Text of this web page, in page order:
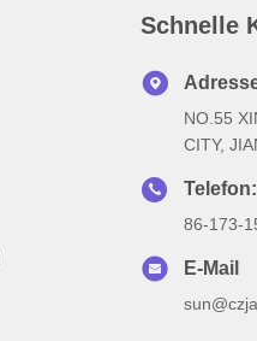
Schnelle
NO.55
CITY,
Telefon:
86-173-
E-Mail